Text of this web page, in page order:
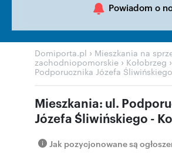
Powiadom o
Domiporta.pl › Mieszkania na
zachodniopomorskie › Kołobrzeg ›
Podporucznika Józefa Śliwińskiego
Mieszkania: ul.
Józefa Śliwińskiego -
Jak pozycjonowane są